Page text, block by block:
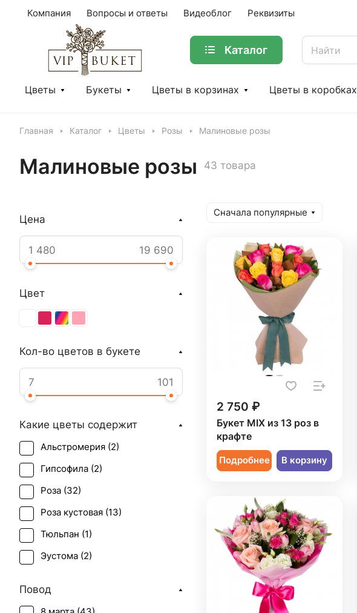
Компания Вопросы и ответы Видеоблог Реквизиты
Каталог
Цветы Букеты Цветы в корзинах Цветы в коробках
Главная Каталог Цветы Розы Малиновые розы
Малиновые розы 43 товара
Сначала популярные
2 750 ₽
Букет MIX из 13 роз в
крафте
Подробнее В корзину
Цена
Цвет
Кол-во цветов в букете
Какие цветы содержит
Альстромерия (2)
Гипсофила (2)
Роза (32)
Роза кустовая (13)
Тюльпан (1)
Эустома (2)
Повод